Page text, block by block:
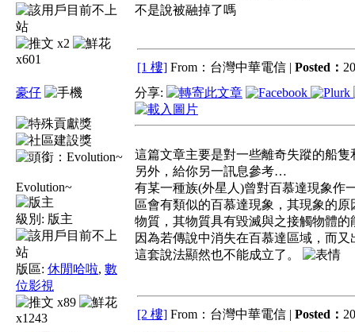
x2
x601
不是說被融掉了嗎
[1 樓] From：台灣中華電信 | Posted：
豪仔
Evolution~
級別: 版主
版區: 休閒哈啦, 數
位影視
x89
x1243
分享:
這篇文章主要是對一些離奇失蹤的船
另外，給你另一訊息參考…
有某一種族(外星人)曾對百慕達現象作
區會有類似的百慕達現象，其現象的
物質，其物質具有毀滅與之接觸物體
因為若傳說中消失在百慕達區域，而
這套說法顯然也不能成立了。
[2 樓] From：台灣中華電信 | Posted：